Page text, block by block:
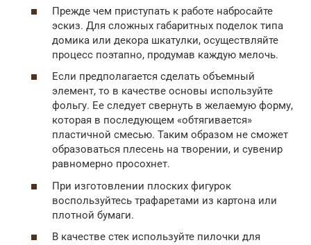
Прежде чем приступать к работе набросайте
эскиз. Для сложных габаритных поделок типа
домика или декора шкатулки, осуществляйте
процесс поэтапно, продумав каждую мелочь.
Если предполагается сделать объемный
элемент, то в качестве основы используйте
фольгу. Ее следует свернуть в желаемую форму,
которая в последующем «обтягивается»
пластичной смесью. Таким образом не сможет
образоваться плесень на творении, и сувенир
равномерно просохнет.
При изготовлении плоских фигурок
воспользуйтесь трафаретами из картона или
плотной бумаги.
В качестве стек используйте пилочки для